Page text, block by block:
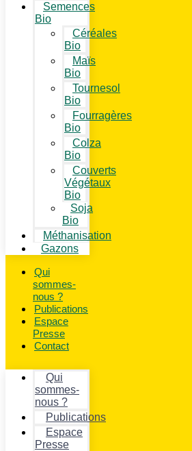
Semences
Bio
Céréales
Bio
Maïs
Bio
Tournesol
Bio
Fourragères
Bio
Colza
Bio
Couverts
Végétaux
Bio
Soja
Bio
Méthanisation
Gazons
Qui
sommes-
nous ?
Publications
Espace
Presse
Contact
Qui
sommes-
nous ?
Publications
Espace
Presse